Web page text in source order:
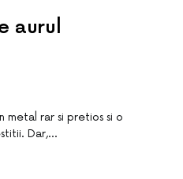
aurul
metal rar si pretios si o
Dar,…